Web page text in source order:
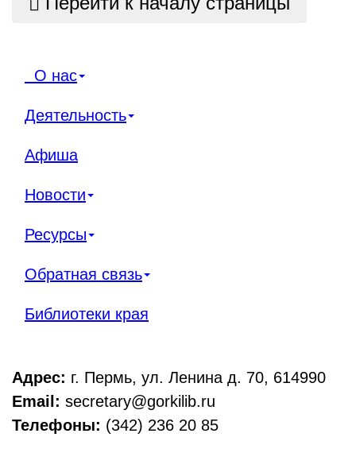
О нас
Деятельность
Афиша
Новости
Ресурсы
Обратная связь
Библиотеки края
Адрес: г. Пермь, ул. Ленина д. 70, 614990
Email: secretary@gorkilib.ru
Телефоны: (342) 236 20 85